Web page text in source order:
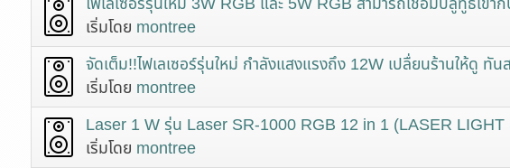
เริ่มโดย montree
จัดเต็ม!!ไฟเลเซอร์รุ่นใหม่ กำลังแสงแรงถึง 12W เปลื่ยนร้านให้ดู ทั
เริ่มโดย montree
Laser 1 W รุ่น Laser SR-1000 RGB 12 in 1 (LASER LIGHT
เริ่มโดย montree